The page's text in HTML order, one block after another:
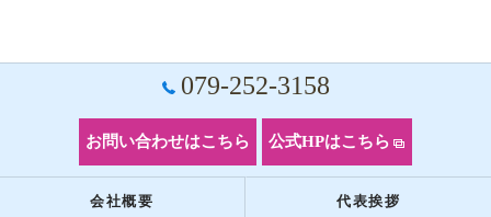
079-252-3158
お問い合わせはこちら 公式HPはこちら
会社概要 代表挨拶